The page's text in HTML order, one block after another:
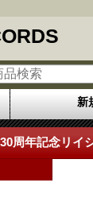
新
周年記念リイ